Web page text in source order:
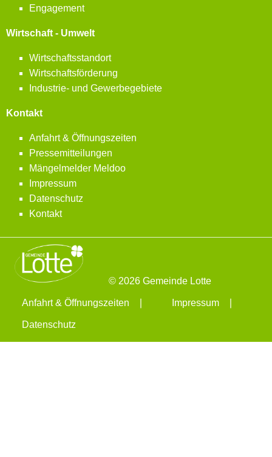
Engagement
Wirtschaft - Umwelt
Wirtschaftsstandort
Wirtschaftsförderung
Industrie- und Gewerbegebiete
Kontakt
Anfahrt & Öffnungszeiten
Pressemitteilungen
Mängelmelder Meldoo
Impressum
Datenschutz
Kontakt
© 2026 Gemeinde Lotte
Anfahrt & Öffnungszeiten Impressum
Datenschutz